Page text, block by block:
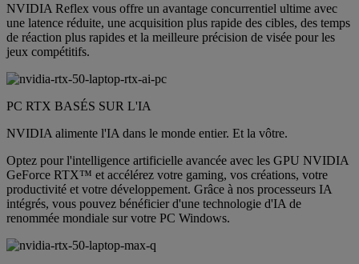
NVIDIA Reflex vous offre un avantage concurrentiel ultime avec
une latence réduite, une acquisition plus rapide des cibles, des temps
de réaction plus rapides et la meilleure précision de visée pour les
jeux compétitifs.
PC RTX BASÉS SUR L'IA
NVIDIA alimente l'IA dans le monde entier. Et la vôtre.
Optez pour l'intelligence artificielle avancée avec les GPU NVIDIA
GeForce RTX™ et accélérez votre gaming, vos créations, votre
productivité et votre développement. Grâce à nos processeurs IA
intégrés, vous pouvez bénéficier d'une technologie d'IA de
renommée mondiale sur votre PC Windows.